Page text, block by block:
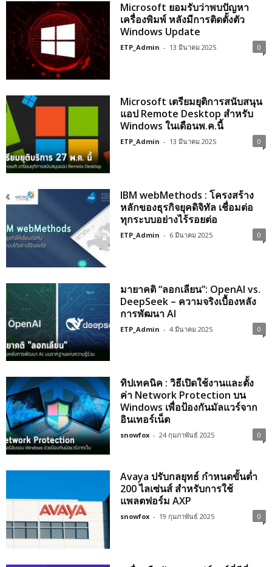
Microsoft ยอมรับว่าพบปัญหา
เครื่องพิมพ์ หลังมีการติดตั้งตัว
Windows Update
ETP_Admin - 13 มีนาคม 2025 0
Microsoft เตรียมยุติการสนับสนุน
แอป Remote Desktop สำหรับ
Windows ในเดือนพ.ค.นี้
ETP_Admin - 13 มีนาคม 2025 0
IBM webMethods : โครงสร้าง
หลักของธุรกิจยุคดิจิทัล เชื่อมต่อ
ทุกระบบอย่างไร้รอยต่อ
ETP_Admin - 6 มีนาคม 2025 0
มายาคติ “ลอกเลียน”: OpenAI vs.
DeepSeek – ความจริงเบื้องหลัง
การพัฒนา AI
ETP_Admin - 4 มีนาคม 2025 0
ทิปเทคนิค : วิธีเปิดใช้งานและตั้ง
ค่า Network Protection บน
Windows เพื่อป้องกันมัลแวร์จาก
อินเทอร์เน็ต
snowfox - 24 กุมภาพันธ์ 2025 0
Avaya ปรับกลยุทธ์ กำหนดขั้นต่ำ
200 ไลเซ่นส์ สำหรับการใช้
แพลตฟอร์ม AXP
snowfox - 19 กุมภาพันธ์ 2025 0